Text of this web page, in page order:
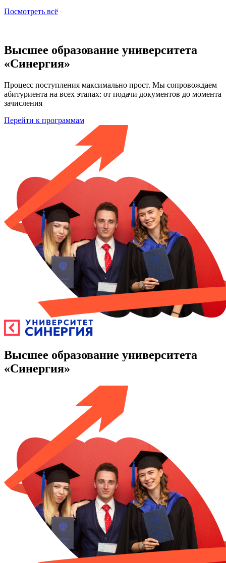
Посмотреть всё
Высшее образование университета
«Синергия»
Процесс поступления максимально прост. Мы сопровождаем
абитуриента на всех этапах: от подачи документов до момента
зачисления
Перейти к программам
Высшее образование университета
«Синергия»